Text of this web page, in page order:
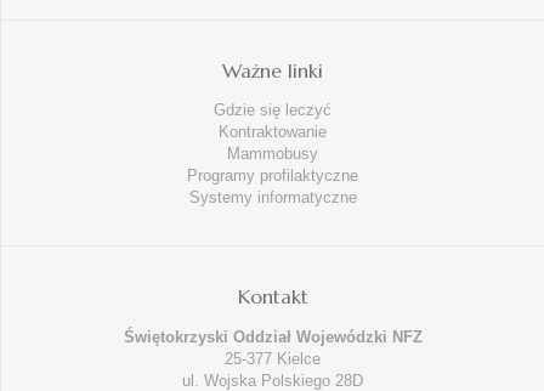
Ważne linki
Gdzie się leczyć
Kontraktowanie
Mammobusy
Programy profilaktyczne
Systemy informatyczne
Kontakt
Świętokrzyski Oddział Wojewódzki NFZ
25-377 Kielce
ul. Wojska Polskiego 28D